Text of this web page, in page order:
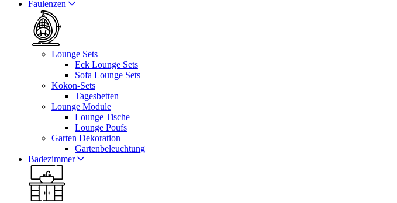
Faulenzen
Lounge Sets
Eck Lounge Sets
Sofa Lounge Sets
Kokon-Sets
Tagesbetten
Lounge Module
Lounge Tische
Lounge Poufs
Garten Dekoration
Gartenbeleuchtung
Badezimmer